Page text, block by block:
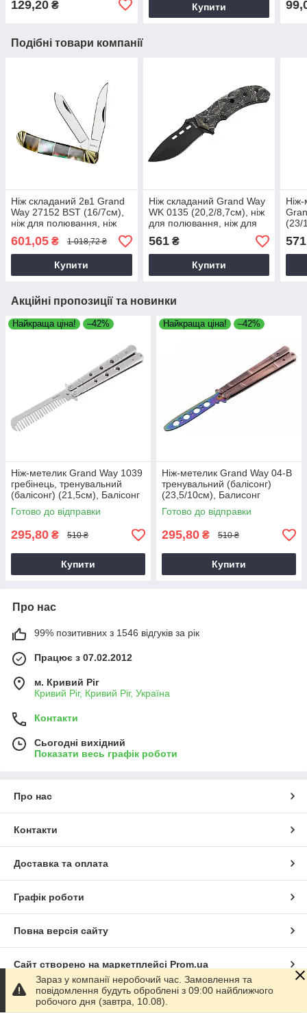
129,20 ₴ Купити
Подібні товари компанії
Ніж складаний 2в1 Grand
Way 27152 BST (16/7см),
ніж для полювання, ніж
для походів, ніж для
рибалки
601,05 ₴ 1 018,72 ₴
Купити
Ніж складаний Grand Way
WK 0135 (20,2/8,7см), ніж
для полювання, ніж для
походів, ніж для рибалки
561₴
Купити
Ніж-
(23/
для
Акційні пропозиції та новинки
Найкраща ціна! –42%
Ніж-метелик Grand Way 1039
гребінець, тренувальний
(балісонг) (21,5см), Балісонг
тренувальний
Готово до відправки
295,80 ₴ 510 ₴
Купити
Найкраща ціна! –42%
Ніж-метелик Grand Way 04-B
тренувальний (балісонг)
(23,5/10см), Балисонг
тренувальний
Готово до відправки
295,80 ₴ 510 ₴
Купити
Про нас
99% позитивних з 1546 відгуків за рік
Працює з 07.02.2012
м. Кривий Ріг
Кривий Ріг, Кривий Ріг, Україна
Контакти
Сьогодні вихідний
Показати весь графік роботи
Про нас
Контакти
Доставка та оплата
Графік роботи
Повна версія сайту
Сайт створено на маркетплейсі Prom.ua
Політика конфіденційності
Зараз у компанії неробочий час. Замовлення та
повідомлення будуть оброблені з 09:00 найближчого
робочого дня (завтра, 10.08).